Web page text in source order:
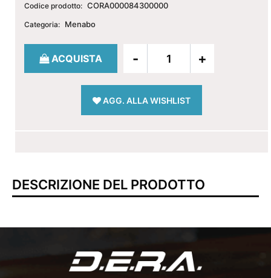
Codice prodotto: CORA000084300000
Categoria: Menabo
Quantità
ACQUISTA
AGG. ALLA WISHLIST
DESCRIZIONE DEL PRODOTTO